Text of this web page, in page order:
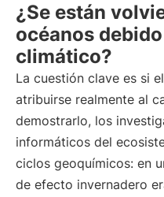
¿Se están
océanos
climático?
La cuestión clave es si
atribuirse realmente al
demostrarlo, los
informáticos del
ciclos geoquímicos: en
de efecto invernadero